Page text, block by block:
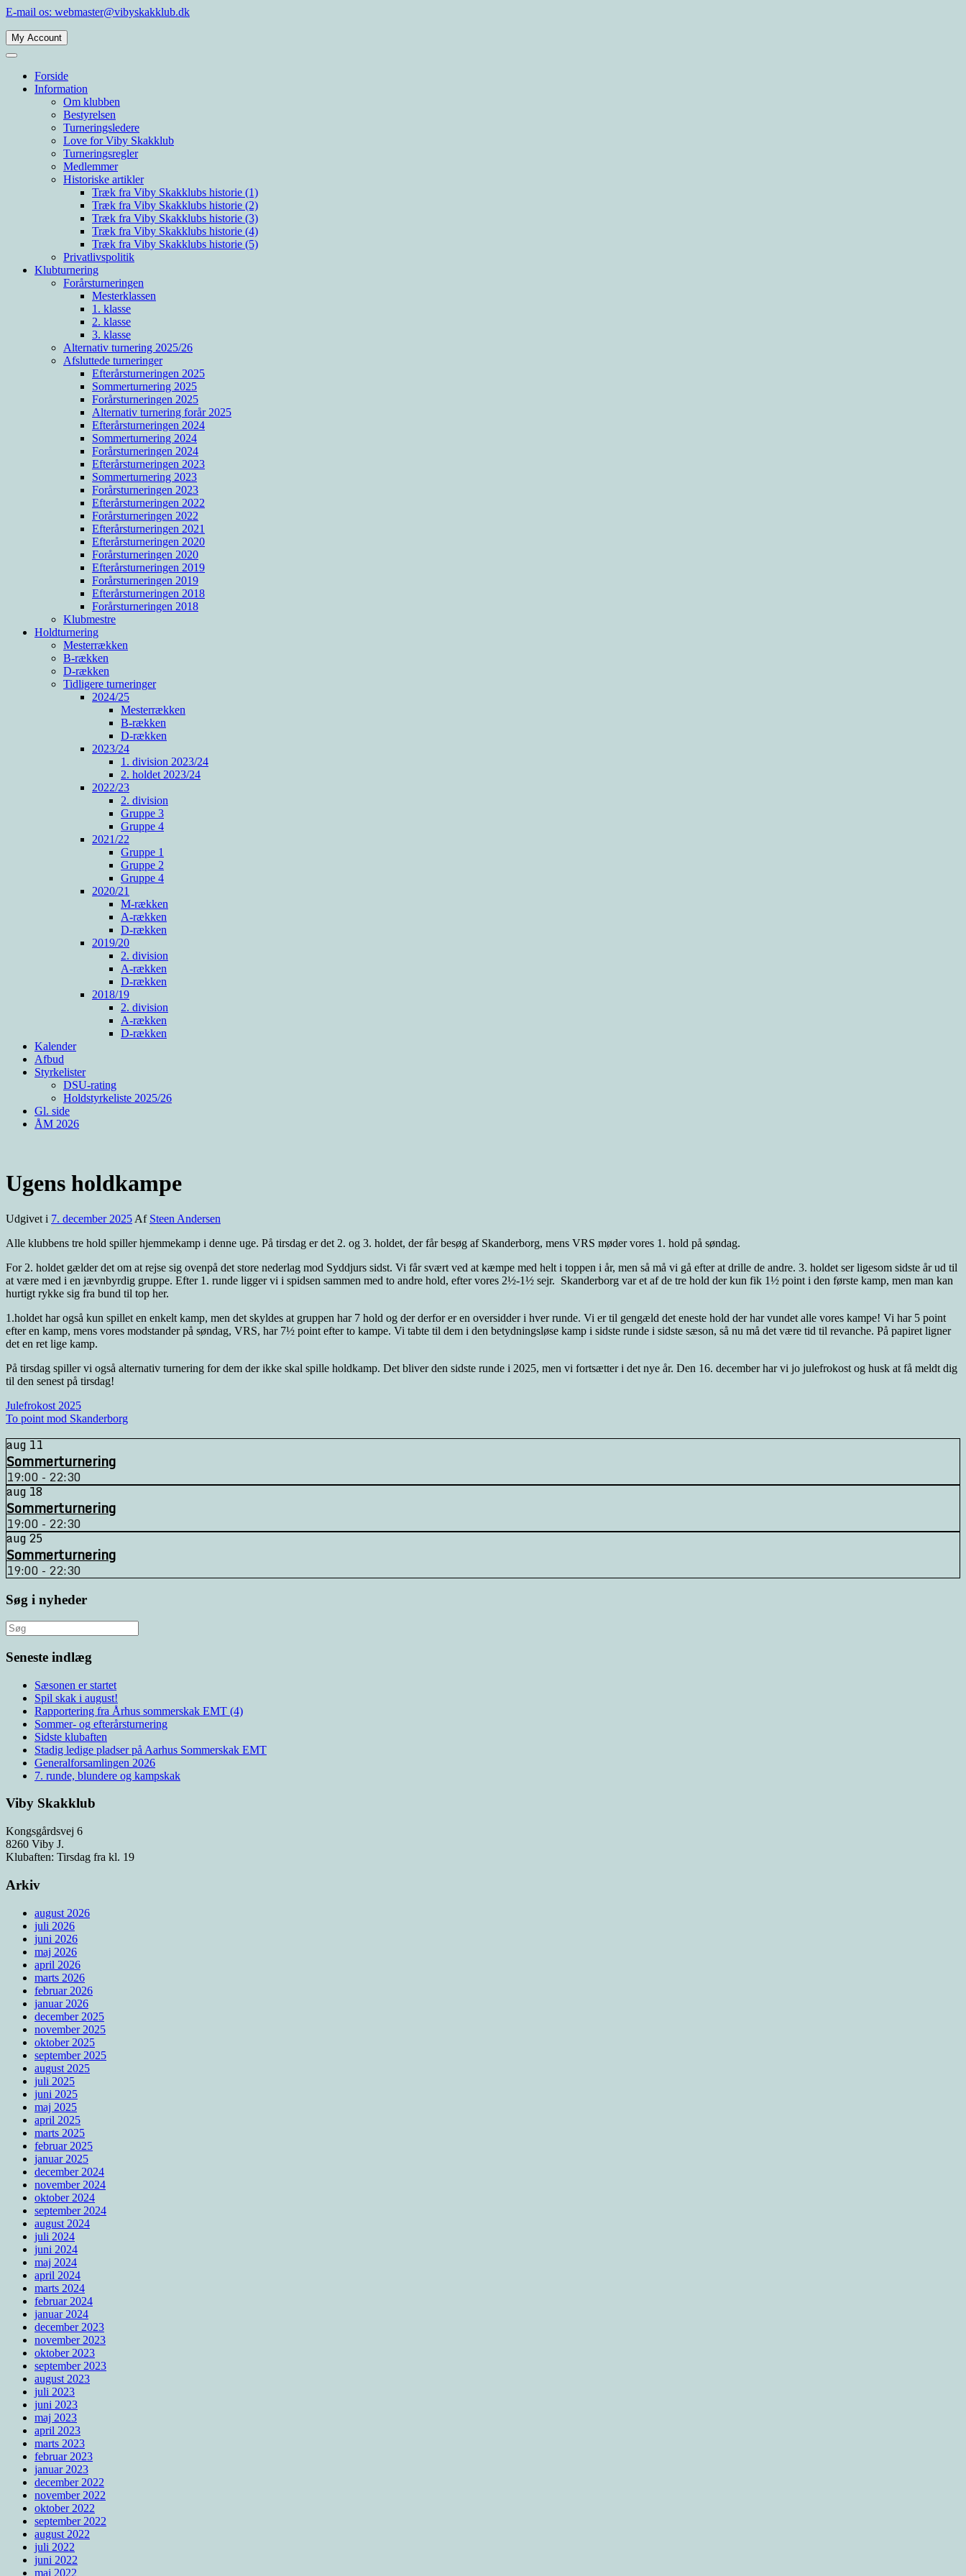
Spring
indhold
E-mail os: webmaster@vibyskakklub.dk
Viby Skakklub
Velkommen til Viby Skakklubs hjemmeside. Viby Skakklub er en af Århus' og Danmarks største skakklubber med spillere i alle styrkelag.
My Account
Forside
Information
Om klubben
Bestyrelsen
Turneringsledere
Love for Viby Skakklub
Turneringsregler
Medlemmer
Historiske artikler
Træk fra Viby Skakklubs historie (1)
Træk fra Viby Skakklubs historie (2)
Træk fra Viby Skakklubs historie (3)
Træk fra Viby Skakklubs historie (4)
Træk fra Viby Skakklubs historie (5)
Privatlivspolitik
Klubturnering
Forårsturneringen
Mesterklassen
1. klasse
2. klasse
3. klasse
Alternativ turnering 2025/26
Afsluttede turneringer
Efterårsturneringen 2025
Sommerturnering 2025
Forårsturneringen 2025
Alternativ turnering forår 2025
Efterårsturneringen 2024
Sommerturnering 2024
Forårsturneringen 2024
Efterårsturneringen 2023
Sommerturnering 2023
Forårsturneringen 2023
Efterårsturneringen 2022
Forårsturneringen 2022
Efterårsturneringen 2021
Efterårsturneringen 2020
Forårsturneringen 2020
Efterårsturneringen 2019
Forårsturneringen 2019
Efterårsturneringen 2018
Forårsturneringen 2018
Klubmestre
Holdturnering
Mesterrækken
B-rækken
D-rækken
Tidligere turneringer
2024/25
Mesterrækken
B-rækken
D-rækken
2023/24
1. division 2023/24
2. holdet 2023/24
2022/23
2. division
Gruppe 3
Gruppe 4
2021/22
Gruppe 1
Gruppe 2
Gruppe 4
2020/21
M-rækken
A-rækken
D-rækken
2019/20
2. division
A-rækken
D-rækken
2018/19
2. division
A-rækken
D-rækken
Kalender
Afbud
Styrkelister
DSU-rating
Holdstyrkeliste 2025/26
Gl. side
ÅM 2026
Ugens holdkampe
Udgivet i 7. december 2025 Af Steen Andersen
Alle klubbens tre hold spiller hjemmekamp i denne uge. På tirsdag er det 2. og 3. holdet, der får besøg af Skanderborg, mens VRS møder vores 1. hold på søndag.
For 2. holdet gælder det om at rejse sig ovenpå det store nederlag mod Syddjurs sidst. Vi får svært ved at kæmpe med helt i toppen i år, men så må vi gå efter at drille de andre. 3. holdet ser ligesom sidste år ud til
at være med i en jævnbyrdig gruppe. Efter 1. runde ligger vi i spidsen sammen med to andre hold, efter vores 2½-1½ sejr. Skanderborg var et af de tre hold der kun fik 1½ point i den første kamp, men man kan
hurtigt rykke sig fra bund til top her.
1.holdet har også kun spillet en enkelt kamp, men det skyldes at gruppen har 7 hold og der derfor er en oversidder i hver runde. Vi er til gengæld det eneste hold der har vundet alle vores kampe! Vi har 5 point
efter en kamp, mens vores modstander på søndag, VRS, har 7½ point efter to kampe. Vi tabte til dem i den betydningsløse kamp i sidste runde i sidste sæson, så nu må det være tid til revanche. På papiret ligner
det en ret lige kamp.
På tirsdag spiller vi også alternativ turnering for dem der ikke skal spille holdkamp. Det bliver den sidste runde i 2025, men vi fortsætter i det nye år. Den 16. december har vi jo julefrokost og husk at få meldt dig
til den senest på tirsdag!
Indlægsnavigation
Julefrokost 2025
To point mod Skanderborg
aug11
Sommerturnering
19:00 - 22:30
aug18
Sommerturnering
19:00 - 22:30
aug25
Sommerturnering
19:00 - 22:30
Søg i nyheder
Søg
efter:
Seneste indlæg
Sæsonen er startet
Spil skak i august!
Rapportering fra Århus sommerskak EMT (4)
Sommer- og efterårsturnering
Sidste klubaften
Stadig ledige pladser på Aarhus Sommerskak EMT
Generalforsamlingen 2026
7. runde, blundere og kampskak
Viby Skakklub
Kongsgårdsvej 6
8260 Viby J.
Klubaften: Tirsdag fra kl. 19
Arkiv
august 2026
juli 2026
juni 2026
maj 2026
april 2026
marts 2026
februar 2026
januar 2026
december 2025
november 2025
oktober 2025
september 2025
august 2025
juli 2025
juni 2025
maj 2025
april 2025
marts 2025
februar 2025
januar 2025
december 2024
november 2024
oktober 2024
september 2024
august 2024
juli 2024
juni 2024
maj 2024
april 2024
marts 2024
februar 2024
januar 2024
december 2023
november 2023
oktober 2023
september 2023
august 2023
juli 2023
juni 2023
maj 2023
april 2023
marts 2023
februar 2023
januar 2023
december 2022
november 2022
oktober 2022
september 2022
august 2022
juli 2022
juni 2022
maj 2022